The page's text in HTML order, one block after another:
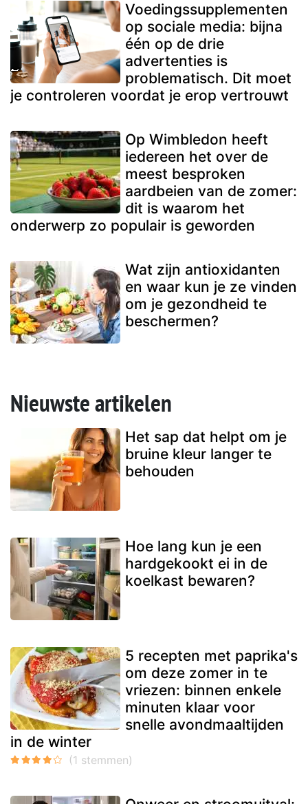
Voedingssupplementen
op sociale media: bijna
één op de drie
advertenties is
problematisch. Dit moet
je controleren voordat je erop vertrouwt
Op Wimbledon heeft
iedereen het over de
meest besproken
aardbeien van de zomer:
dit is waarom het
onderwerp zo populair is geworden
Wat zijn antioxidanten
en waar kun je ze vinden
om je gezondheid te
beschermen?
Nieuwste artikelen
Het sap dat helpt om je
bruine kleur langer te
behouden
Hoe lang kun je een
hardgekookt ei in de
koelkast bewaren?
5 recepten met paprika's
om deze zomer in te
vriezen: binnen enkele
minuten klaar voor
snelle avondmaaltijden
in de winter